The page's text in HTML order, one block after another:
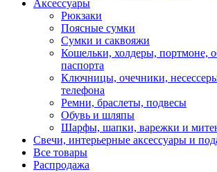
Аксессуары
Рюкзаки
Поясные сумки
Сумки и саквояжи
Кошельки, холдеры, портмоне,
паспорта
Ключницы, очечники,
телефона
Ремни, браслеты, подвесы
Обувь и шляпы
Шарфы, шапки, варежки и
Cвечи, интерьерные аксессуары и
Все товары
Распродажа